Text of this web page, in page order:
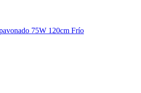
75W 120cm Frío